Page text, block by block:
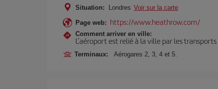
Situation: Londres Voir sur la carte
Page web: https://www.heathrow.com/
Comment arriver en ville:
L’aéroport est relié à la ville par les
Terminaux: Aérogares 2, 3, 4 et 5.